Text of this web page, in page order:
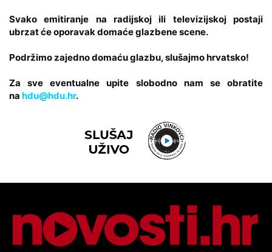
Svako emitiranje na radijskoj ili televizijskoj postaji
ubrzat će oporavak domaće glazbene scene.
Podržimo zajedno domaću glazbu, slušajmo hrvatsko!
Za sve eventualne upite slobodno nam se obratite
na hdu@hdu.hr.